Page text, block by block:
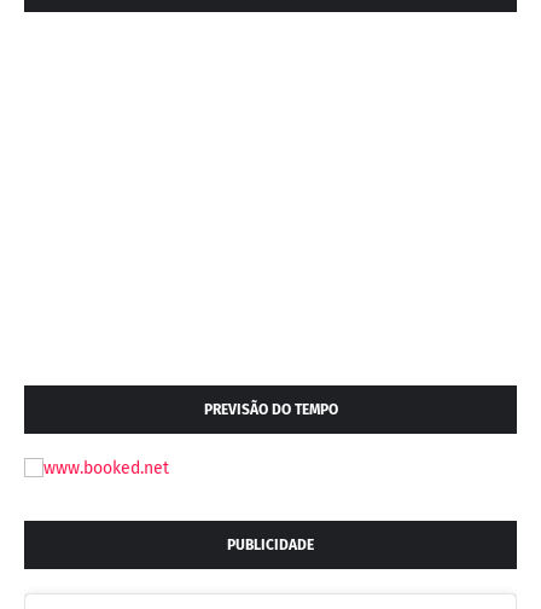
PREVISÃO DO TEMPO
PUBLICIDADE